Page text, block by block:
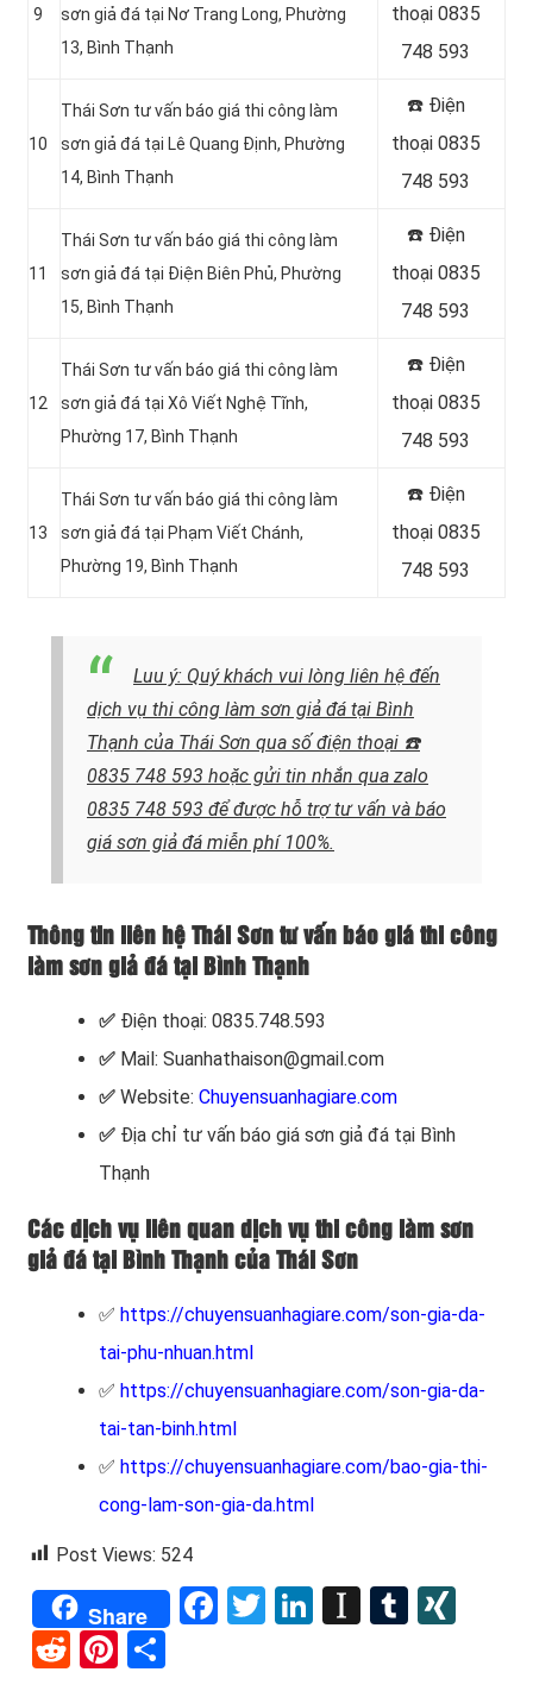
9
sơn giả đá tại Nơ Trang Long, Phường
13, Bình Thạnh
thoại 0835
748 593
10
Thái Sơn tư vấn báo giá thi công làm
sơn giả đá tại Lê Quang Định, Phường
14, Bình Thạnh
☎️ Điện
thoại 0835
748 593
11
Thái Sơn tư vấn báo giá thi công làm
sơn giả đá tại Điện Biên Phủ, Phường
15, Bình Thạnh
☎️ Điện
thoại 0835
748 593
12
Thái Sơn tư vấn báo giá thi công làm
sơn giả đá tại Xô Viết Nghệ Tĩnh,
Phường 17, Bình Thạnh
☎️ Điện
thoại 0835
748 593
13
Thái Sơn tư vấn báo giá thi công làm
sơn giả đá tại Phạm Viết Chánh,
Phường 19, Bình Thạnh
☎️ Điện
thoại 0835
748 593
Luu ý: Quý khách vui lòng liên hệ đến
dịch vụ thi công làm sơn giả đá tại Bình
Thạnh của Thái Sơn qua số điện thoại ☎️
0835 748 593 hoặc gửi tin nhắn qua zalo
0835 748 593 để được hỗ trợ tư vấn và báo
giá sơn giả đá miễn phí 100%.
Thông tin liên hệ Thái Sơn tư vấn báo giá thi công
làm sơn giả đá tại Bình Thạnh
✅ Điện thoại: 0835.748.593
✅ Mail: Suanhathaison@gmail.com
✅ Website: Chuyensuanhagiare.com
✅ Địa chỉ tư vấn báo giá sơn giả đá tại Bình
Thạnh
Các dịch vụ liên quan dịch vụ thi công làm sơn
giả đá tại Bình Thạnh của Thái Sơn
✅ https://chuyensuanhagiare.com/son-gia-da-
tai-phu-nhuan.html
✅ https://chuyensuanhagiare.com/son-gia-da-
tai-tan-binh.html
✅ https://chuyensuanhagiare.com/bao-gia-thi-
cong-lam-son-gia-da.html
Post Views: 524
Share Facebook
TwitterLinkedInTumblr
RedditPinterest